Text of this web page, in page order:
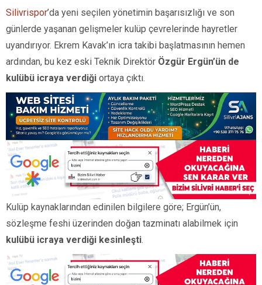
Silivrispor’da yeni seçilen yönetimin başarısızlığı ve son
günlerde yaşanan gelişmeler kulüp çevrelerinde hayretler
uyandırıyor. Ekrem Kavak’ın icra takibi başlatmasının hemen
ardından, bu kez eski Teknik Direktör Özgür Ergün’ün de
kulübü icraya verdiği ortaya çıktı.
Kulüp kaynaklarından edinilen bilgilere göre; Ergün’ün,
sözleşme feshi üzerinden doğan tazminatı alabilmek için
kulübü icraya verdiği kesinleşti.